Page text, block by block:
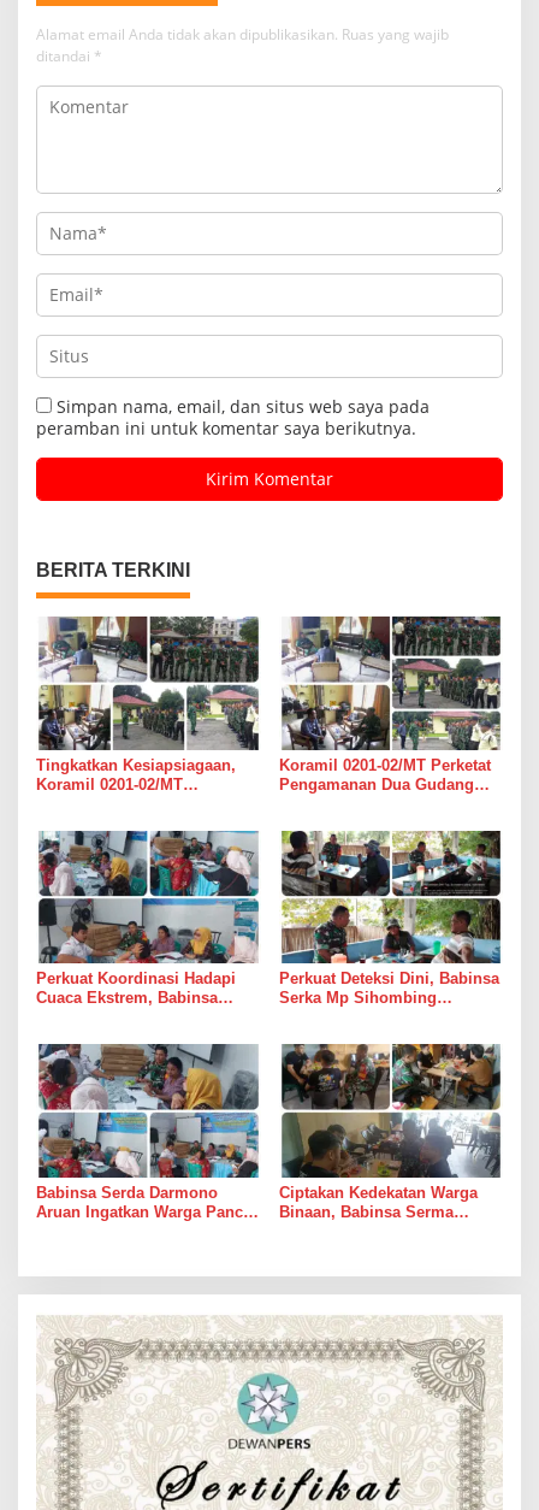
Alamat email Anda tidak akan dipublikasikan. Ruas yang wajib
ditandai *
Simpan nama, email, dan situs web saya pada
peramban ini untuk komentar saya berikutnya.
BERITA TERKINI
Tingkatkan Kesiapsiagaan,
Koramil 0201-02/MT
Koramil 0201-02/MT Perketat
Pengamanan Dua Gudang
Perkuat Koordinasi Hadapi
Cuaca Ekstrem, Babinsa
Langkah Mitigasi
Perkuat Deteksi Dini, Babinsa
Serka Mp Sihombing
Babinsa Serda Darmono
Aruan Ingatkan Warga Pancur
Ciptakan Kedekatan Warga
Binaan, Babinsa Serma